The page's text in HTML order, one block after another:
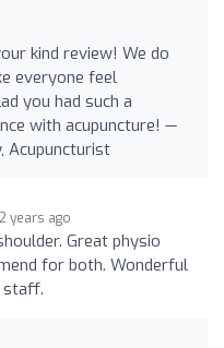
kind review! We do
everyone feel
you had such a
with acupuncture! —
Acupuncturist
2 years ago
Great physio
for both. Wonderful
staff.